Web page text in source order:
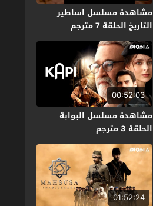
مشاهدة مسلسل اساطير
التاريخ الحلقة 7 مترجم
00:52:03
مشاهدة مسلسل البوابة
الحلقة 3 مترجم
01:52:24